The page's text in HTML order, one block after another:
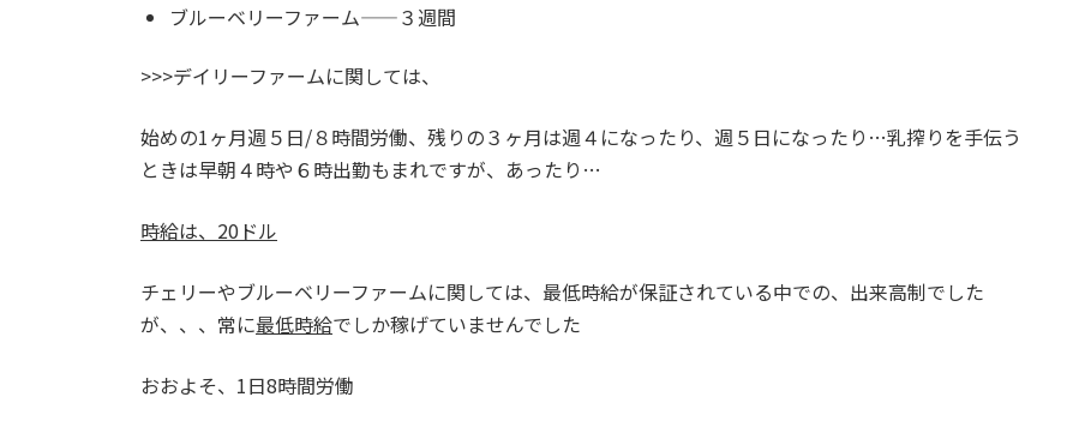
ブルーベリーファーム——３ 週間
>>>デイリーファームに関しては、
始めの1ヶ月週５ 日/８時間労働、残りの３ヶ月は週４になったり、週５日になったり…乳搾りを手伝う
ときは早朝４時や６時出勤もまれですが、あったり…
時給は、 20 ドル
チェリーやブルーベリーファームに関しては、最低時給が保証されている中での、出来高制でした
が、、、常に最低時給でしか稼げていませんでした
おおよそ、 1日8時間労働